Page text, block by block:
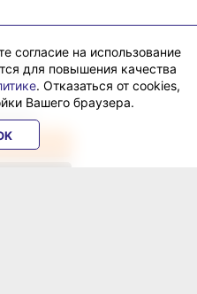
согласие на использование
для повышения качества
. Отказаться от cookies,
Вашего браузера.